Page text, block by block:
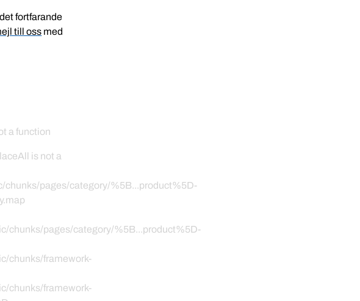
fortfarande
till oss med
a function
is not a
pages/category/%5B...product%5D-
chunks/pages/category/%5B...product%5D-
chunks/framework-
chunks/framework-